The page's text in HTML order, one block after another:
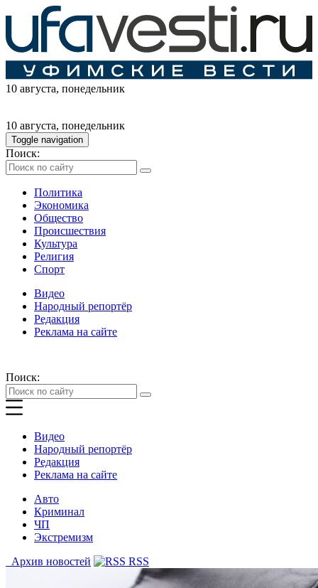
10 августа, понедельник
10 августа, понедельник
Toggle navigation
Поиск:
Политика
Экономика
Общество
Происшествия
Культура
Религия
Спорт
Видео
Народный репортёр
Редакция
Реклама на сайте
Поиск:
Видео
Народный репортёр
Редакция
Реклама на сайте
Авто
Криминал
ЧП
Экстремизм
Архив новостей
RSS